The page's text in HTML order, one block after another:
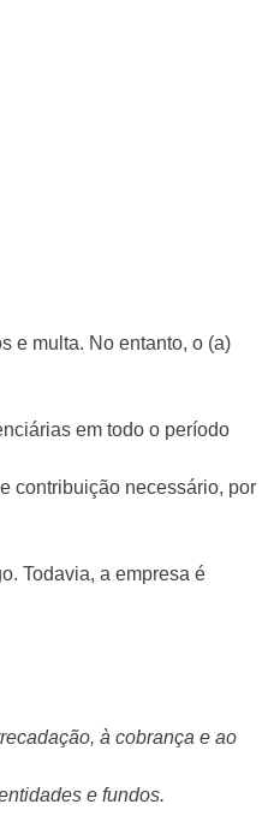
e multa. No entanto, o (a)
em todo o período
contribuição necessário, por
Todavia, a empresa é
à cobrança e ao
e fundos.